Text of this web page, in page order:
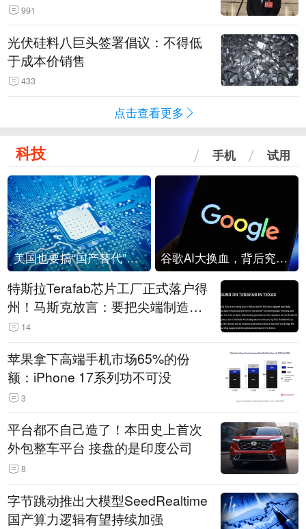
991
光伏硅料八巨头签署倡议：不得低
于成本价销售
433
点击查看更多
科技 手机 试用
美国也要搞“国产替代”？先算清三笔账 谷歌AI大换血，背后究竟发生了什么？
特斯拉Terafab芯片工厂正式落户得
州！马斯克放言：要把尖端制造带
回美国
14
苹果拿下高端手机市场65%的份
额：iPhone 17系列功不可没
3
平台都不自己造了！本田史上首次
外包整车平台 接盘的是印度公司
8
字节跳动推出大模型SeedRealtime
国产算力逻辑有望持续加强